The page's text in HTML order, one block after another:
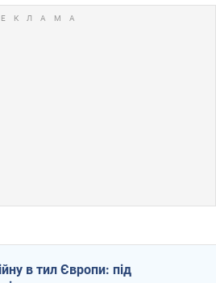
в тил Європи: під